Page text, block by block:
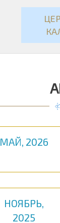
МАЙ, 2026
НОЯБРЬ,
2025